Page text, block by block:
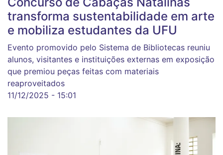
transforma sustentabilidade em arte
e mobiliza estudantes da UFU
Evento promovido pelo Sistema de Bibliotecas reuniu
alunos, visitantes e instituições externas em exposição
que premiou peças feitas com materiais
reaproveitados
11/12/2025 - 15:01